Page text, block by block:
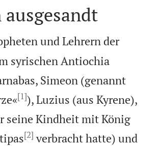
und Lehrern der
syrischen Antiochia
Simeon (genannt
[1]), Luzius (aus Kyrene),
seine Kindheit mit König
[2] verbracht hatte) und